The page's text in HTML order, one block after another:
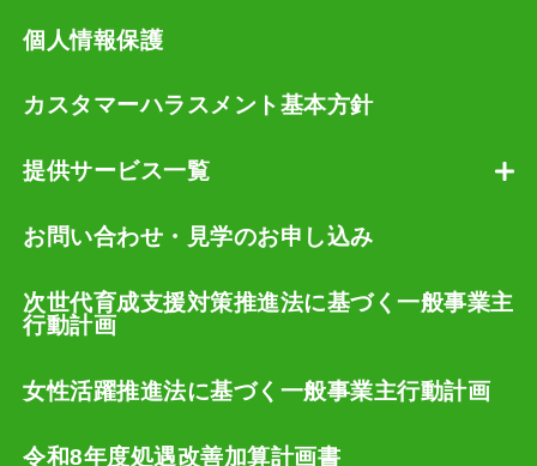
個人情報保護
カスタマーハラスメント基本方針
提供サービス一覧
お問い合わせ・見学のお申し込み
次世代育成支援対策推進法に基づく一般事業主
行動計画
女性活躍推進法に基づく一般事業主行動計画
令和8年度処遇改善加算計画書